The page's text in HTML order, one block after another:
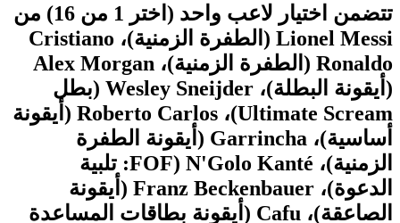
تتضمن اختيار لاعب واحد (اختر 1 من 16) من
Lionel Messi (الطفرة الزمنية)، Cristiano
Ronaldo (الطفرة الزمنية)، Alex Morgan
(أيقونة البطلة)، Wesley Sneijder (بطل
Ultimate Scream)، Roberto Carlos (أيقونة
أساسية)، Garrincha (أيقونة الطفرة
الزمنية)، N'Golo Kanté (FOF: تلبية
الدعوة)، Franz Beckenbauer (أيقونة
الصاعقة)، Cafu (أيقونة بطاقات المساعدة